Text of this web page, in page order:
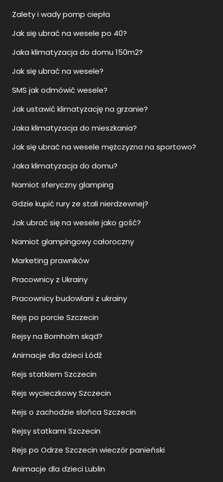
Zalety i wady pomp ciepła
Jak się ubrać na wesele po 40?
Jaka klimatyzacja do domu 150m2?
Jak się ubrać na wesele?
SMS jak odmówić wesele?
Jak ustawić klimatyzację na grzanie?
Jaka klimatyzacja do mieszkania?
Jak się ubrać na wesele mężczyzna na sportowo?
Jaka klimatyzacja do domu?
Namiot sferyczny glamping
Gdzie kupić rury ze stali nierdzewnej?
Jak ubrać się na wesele jako gość?
Namiot glampingowy całoroczny
Marketing prawników
Pracownicy z Ukrainy
Pracownicy budowlani z ukrainy
Rejs po porcie Szczecin
Rejsy na Bornholm skąd?
Animacje dla dzieci Łódź
Rejs statkiem Szczecin
Rejs wycieczkowy Szczecin
Rejs o zachodzie słońca Szczecin
Rejsy statkami Szczecin
Rejs po Odrze Szczecin wieczór panieński
Animacje dla dzieci Lublin